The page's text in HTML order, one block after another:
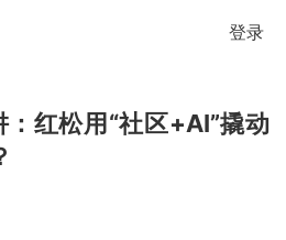
登录
红松用“社区+AI”撬动